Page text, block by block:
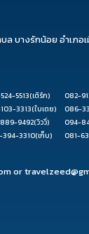
ล บางรักน้อย อำเภ
5513(เติร์ก) 082-
3313(ใบเตย) 086-
9492(วิววี่) 094-
3310(เก็บ) 081-
or